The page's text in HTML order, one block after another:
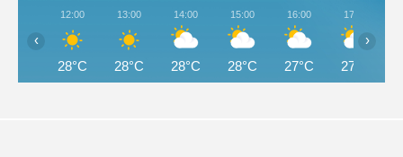
12:00
28°C
13:00
28°C
14:00
28°C
15:00
28°C
16:00
27°C
17:00
27°C
‹ ›